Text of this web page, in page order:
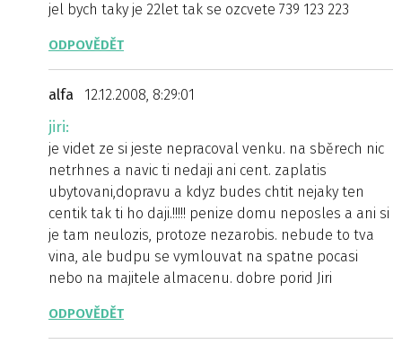
jel bych taky je 22let tak se ozcvete 739 123 223
ODPOVĚDĚT
alfa
12.12.2008, 8:29:01
jiri:
je videt ze si jeste nepracoval venku. na sběrech nic
netrhnes a navic ti nedaji ani cent. zaplatis
ubytovani,dopravu a kdyz budes chtit nejaky ten
centik tak ti ho daji.!!!!! penize domu neposles a ani si
je tam neulozis, protoze nezarobis. nebude to tva
vina, ale budpu se vymlouvat na spatne pocasi
nebo na majitele almacenu. dobre porid Jiri
ODPOVĚDĚT